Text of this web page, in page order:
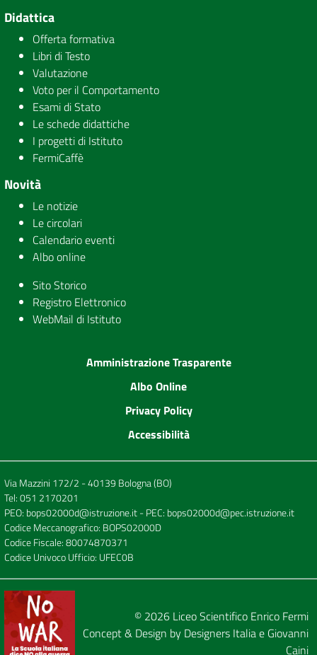
Didattica
Offerta formativa
Libri di Testo
Valutazione
Voto per il Comportamento
Esami di Stato
Le schede didattiche
I progetti di Istituto
FermiCaffè
Novità
Le notizie
Le circolari
Calendario eventi
Albo online
Sito Storico
Registro Elettronico
WebMail di Istituto
Amministrazione Trasparente
Albo Online
Privacy Policy
Accessibilità
Via Mazzini 172/2 - 40139 Bologna (BO)
Tel:051 2170201
PEO: bops02000d@istruzione.it- PEC: bops02000d@pec.istruzione.it
Codice Meccanografico: BOPS02000D
Codice Fiscale: 80074870371
Codice Univoco Ufficio: UFEC0B
© 2026 Liceo Scientifico Enrico Fermi
Concept & Design by Designers Italiae Giovanni
Caini